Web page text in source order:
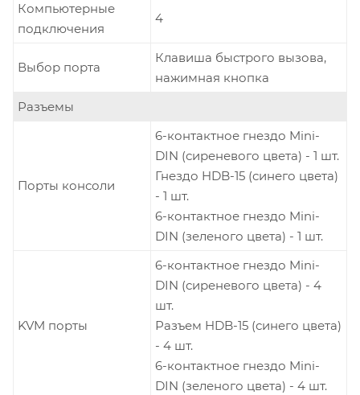
Компьютерные
подключения
4
Выбор порта
Клавиша быстрого вызова,
нажимная кнопка
Разъемы
Порты консоли
6-контактное гнездо Mini-
DIN (сиреневого цвета) - 1 шт.
Гнездо HDB-15 (синего цвета)
- 1 шт.
6-контактное гнездо Mini-
DIN (зеленого цвета) - 1 шт.
KVM порты
6-контактное гнездо Mini-
DIN (сиреневого цвета) - 4
шт.
Разъем HDB-15 (синего цвета)
- 4 шт.
6-контактное гнездо Mini-
DIN (зеленого цвета) - 4 шт.